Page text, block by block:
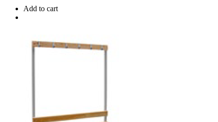
Add to cart